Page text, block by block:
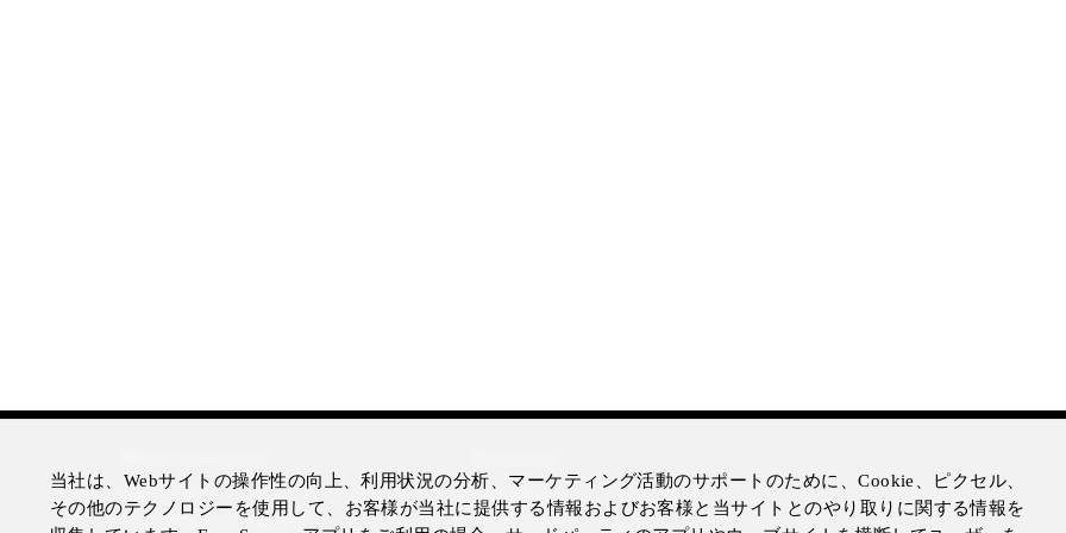
Press Room
Four Seasons Magazine
Legal Notice
Privacy Notice
当社は、Webサイトの操作性の向上、利用状況の分析、マーケティング活動のサポートのために、Cookie、ピクセル、
その他のテクノロジーを使用して、お客様が当社に提供する情報およびお客様と当サイトとのやり取りに関する情報を